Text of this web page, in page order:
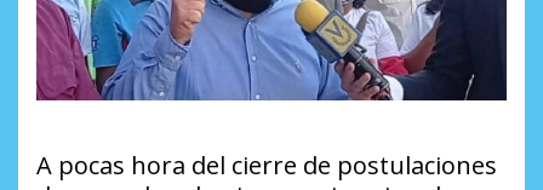
A pocas hora del cierre de postulaciones